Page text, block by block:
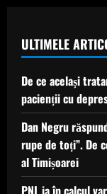
ULTIMELE
De ce același
pacienții cu
Dan Negru
rupe de toți”. De
al Timișoarei